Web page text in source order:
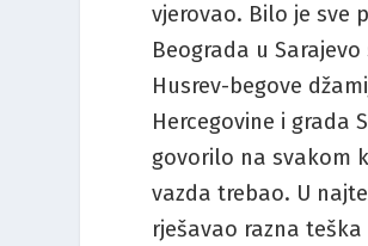
vjerovao. Bilo je sve
Beograda u
Husrev-begove
Hercegovine i grada
govorilo na svakom
vazda trebao. U
rješavao razna